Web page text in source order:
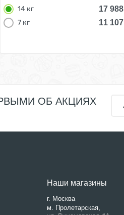
14 кг 17 988
7 кг
11 107
ОБ АКЦИЯХ
Наши магазины
г. Москва
м. Пролетарская,